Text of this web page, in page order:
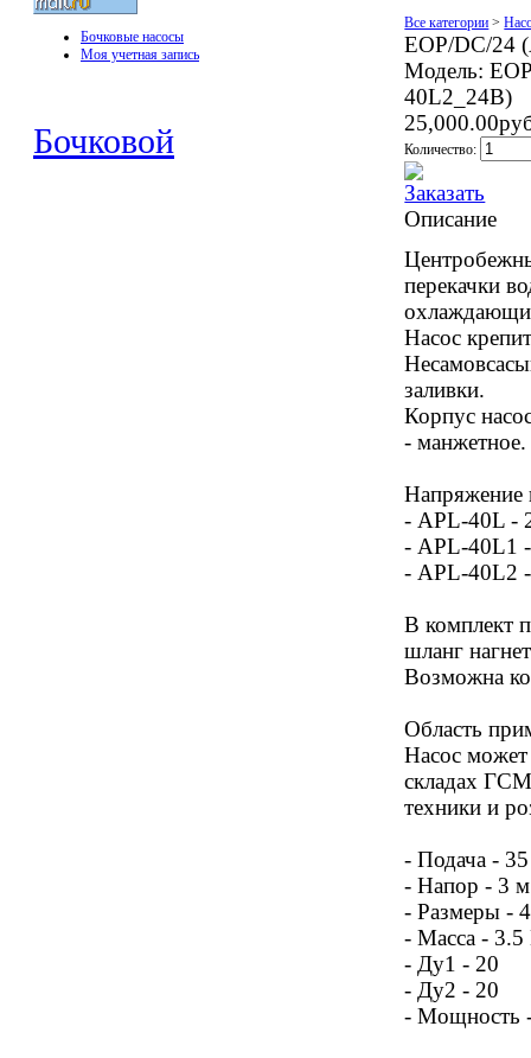
Все категории >
EOP/DC/24
Модель:
40L2_24В)
Количество:
Описание
перекачки
Насос
заливки.
Корпус
- манжетное.
Напряжение
- APL-40L -
- APL-40L1
- APL-40L2
В комплект
шланг
Возможна
Область
Насос может
складах
техники и
- Подача -
- Напор - 3
- Размеры -
- Масса - 3.5
- Ду1 - 20
- Ду2 - 20
- Мощность
Бочковые насосы
Моя учетная запись
Бочковой